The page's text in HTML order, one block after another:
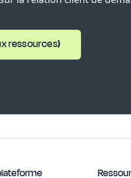
ressources